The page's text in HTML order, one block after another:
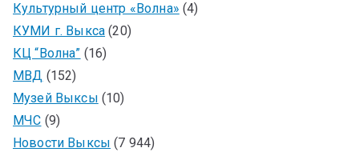
Культурный центр «Волна» (4)
КУМИ г. Выкса (20)
КЦ “Волна” (16)
МВД (152)
Музей Выксы (10)
МЧС (9)
Новости Выксы (7 944)